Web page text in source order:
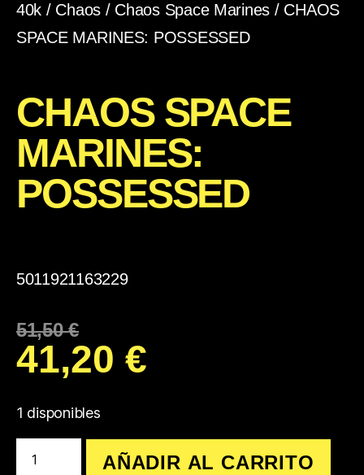
40k / Chaos / Chaos Space Marines / CHAOS
SPACE MARINES: POSSESSED
CHAOS SPACE
MARINES:
POSSESSED
5011921163229
51,50€
41,20 €
1 disponibles
AÑADIR AL CARRITO